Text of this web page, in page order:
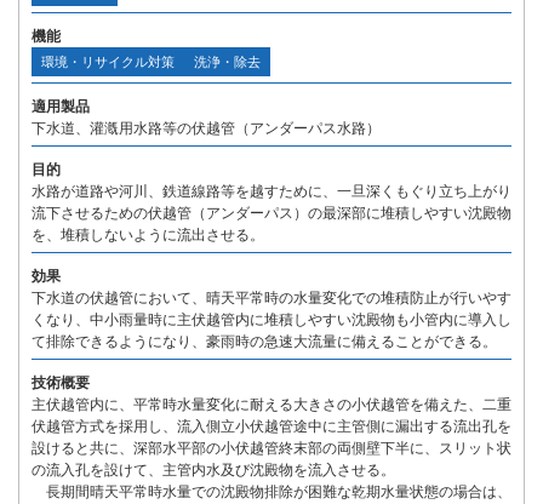
機能
環境・リサイクル対策 洗浄・除去
適用製品
下水道、灌漑用水路等の伏越管（アンダーパス水路）
目的
水路が道路や河川、鉄道線路等を越すために、一旦深くもぐり立ち上がり
流下させるための伏越管（アンダーパス）の最深部に堆積しやすい沈殿物
を、堆積しないように流出させる。
効果
下水道の伏越管において、晴天平常時の水量変化での堆積防止が行いやす
くなり、中小雨量時に主伏越管内に堆積しやすい沈殿物も小管内に導入し
て排除できるようになり、豪雨時の急速大流量に備えることができる。
技術概要
主伏越管内に、平常時水量変化に耐える大きさの小伏越管を備えた、二重
伏越管方式を採用し、流入側立小伏越管途中に主管側に漏出する流出孔を
設けると共に、深部水平部の小伏越管終末部の両側壁下半に、スリット状
の流入孔を設けて、主管内水及び沈殿物を流入させる。
長期間晴天平常時水量での沈殿物排除が困難な乾期水量状態の場合は、